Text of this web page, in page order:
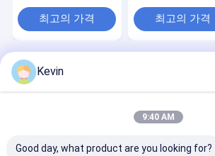
최고의 가격 최고의 가격
중국 공장.Copyright
Biomedical Engineering Co., LTD.. All
Kevin
9:40 AM
Good day, what product are you looking for?